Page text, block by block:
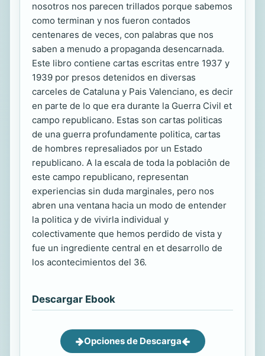
nosotros nos parecen trillados porque sabemos
como terminan y nos fueron contados
centenares de veces, con palabras que nos
saben a menudo a propaganda desencarnada.
Este libro contiene cartas escritas entre 1937 y
1939 por presos detenidos en diversas
carceles de Cataluna y Pais Valenciano, es decir
en parte de lo que era durante la Guerra Civil et
campo republicano. Estas son cartas politicas
de una guerra profundamente politica, cartas
de hombres represaliados por un Estado
republicano. A la escala de toda la poblaciôn de
este campo republicano, representan
experiencias sin duda marginales, pero nos
abren una ventana hacia un modo de entender
la politica y de vivirla individual y
colectivamente que hemos perdido de vista y
fue un ingrediente central en et desarrollo de
los acontecimientos del 36.
Descargar Ebook
Opciones de Descarga